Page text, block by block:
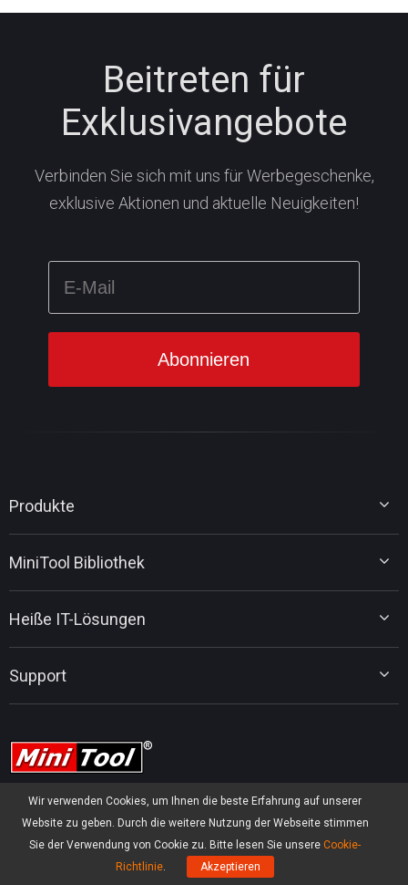
Wir verwenden Cookies, um Ihnen die beste Erfahrung auf unserer
Website zu geben. Durch die weitere Nutzung der Webseite stimmen
Sie der Verwendung von Cookie zu. Bitte lesen Sie unsere Cookie-
Richtlinie. Akzeptieren
Beitreten für
Exklusivangebote
Verbinden Sie sich mit uns für Werbegeschenke,
exklusive Aktionen und aktuelle Neuigkeiten!
Produkte
MiniTool Power Data Recovery
MiniTool ShadowMaker
MiniTool System Booster
MiniTool uTube Downloader
MiniTool Bibliothek
Tipps für Datenwiederherstellung
Tipps für Datensicherung
Tipps für PC-Tuning
Tipps für PDF-Bearbeitung
Tipps für Videokonvertierung
Tipps für Bildschirmaufnahmen
Wissensdatenbank
Heiße IT-Lösungen
MiniTool-Nachrichtencenter
Support
Hilfe
Erstattungsrichtlinie